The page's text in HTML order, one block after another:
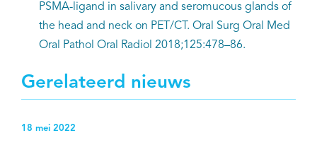
PSMA-ligand in salivary and seromucous glands of
the head and neck on PET/CT. Oral Surg Oral Med
Oral Pathol Oral Radiol 2018;125:478–86.
Gerelateerd nieuws
18 mei 2022